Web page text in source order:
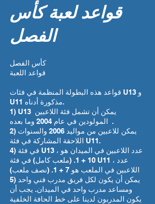
قواعد لعبة كأس
الفصل
كأس الفصل
قواعد اللعبة
قواعد هذه البطولة المنظمة في فئات U13 و
U11 مذكورة أدناه.
1) U13 يمكن أن تشمل فئة اللاعبين
المولودين في عام 2004 وما بعده .
2) يمكن للاعبين من مواليد 2006 والسنوات
اللاحقة المشاركة في فئة U11.
4) في فئة U13 ، عدد اللاعبين في الميدان هو
10 + 1. (ملعب كامل) في فئة U11 ، عدد
اللاعبين في الملعب هو 7 + 1. (نصف ملعب)
5) يمكن أن يكون لكل فريق مدرب فني واحد
ومساعد مدرب واحد في الميدان. يجب أن
يكون المدربون لدينا على خط الحافة الخلفية